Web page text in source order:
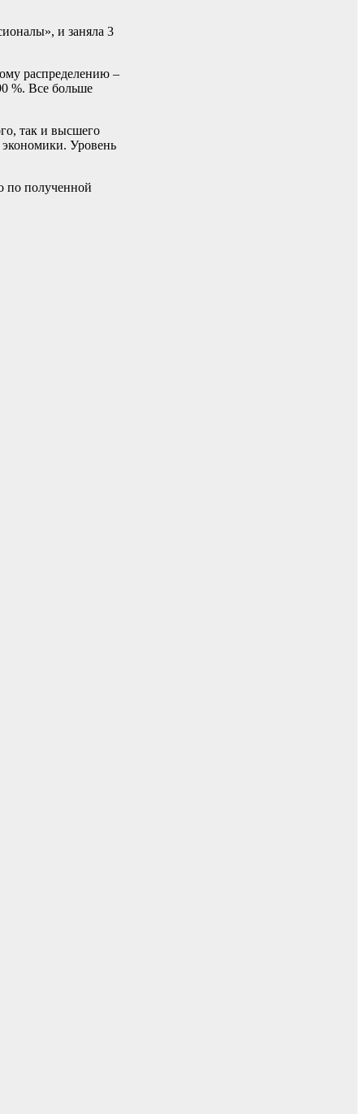
и заняла 3
распределению –
%. Все больше
так и высшего
экономики. Уровень
по полученной